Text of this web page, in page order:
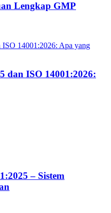
Lengkap GMP
dan ISO 14001:2026:
– Sistem